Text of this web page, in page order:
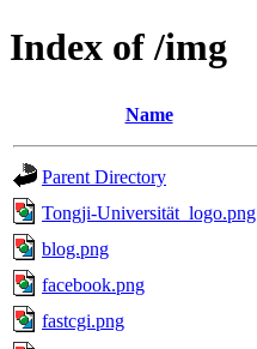
Index of /img
Name
Parent Directory
Tongji-Universität_logo.png
blog.png
facebook.png
fastcgi.png